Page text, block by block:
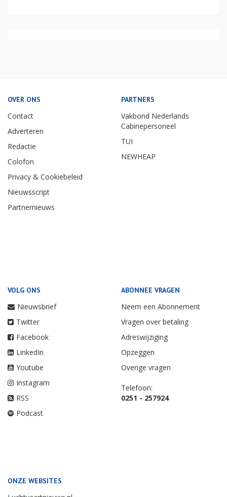
OVER ONS
Contact
Adverteren
Redactie
Colofon
Privacy & Cookiebeleid
Nieuwsscript
Partnernieuws
PARTNERS
Vakbond Nederlands
Cabinepersoneel
TUI
NEWHEAP
VOLG ONS
Nieuwsbrief
Twitter
Facebook
LinkedIn
Youtube
Instagram
RSS
Podcast
ABONNEE VRAGEN
Neem een Abonnement
Vragen over betaling
Adreswijziging
Opzeggen
Overige vragen
Telefoon:
0251 - 257924
ONZE WEBSITES